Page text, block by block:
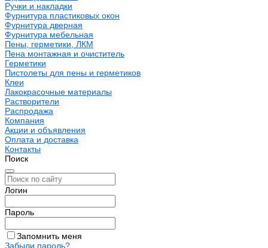
Ручки и накладки
Фурнитура пластиковых окон
Фурнитура дверная
Фурнитура мебельная
Пены, герметики, ЛКМ
Пена монтажная и очиститель
Герметики
Пистолеты для пены и герметиков
Клеи
Лакокрасочные материалы
Растворители
Распродажа
Компания
Акции и объявления
Оплата и доставка
Контакты
Поиск
Логин
Пароль
Запомнить меня
Забыли пароль?